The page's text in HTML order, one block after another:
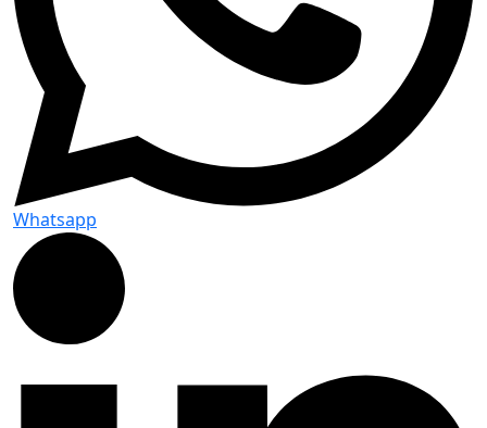
Whatsapp